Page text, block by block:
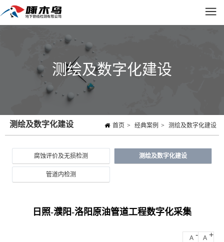
测绘及数字化建设
首页 > 经典案例 > 测绘及数字化建设
测绘及数字化建设
腐蚀评价及无损检测 测绘及数字化建设
管道内检测
日照-濮阳-洛阳原油管道工程数字化采集
A - A +